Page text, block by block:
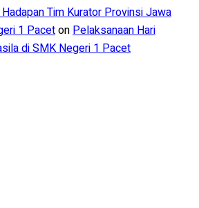
Tim Kurator Provinsi Jawa
1 PacetonPelaksanaan Hari
di SMK Negeri 1 Pacet